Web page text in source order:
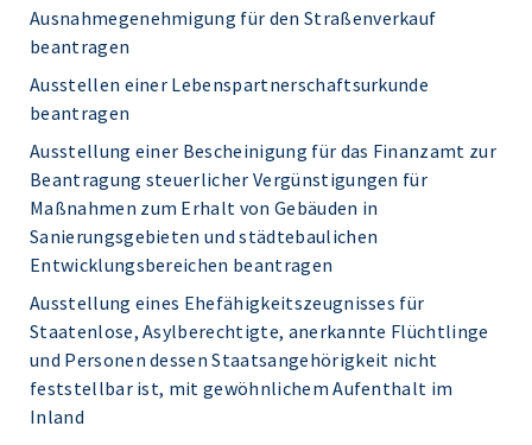
Ausnahmegenehmigung für den Straßenverkauf
beantragen
Ausstellen einer Lebenspartnerschaftsurkunde
beantragen
Ausstellung einer Bescheinigung für das Finanzamt zur
Beantragung steuerlicher Vergünstigungen für
Maßnahmen zum Erhalt von Gebäuden in
Sanierungsgebieten und städtebaulichen
Entwicklungsbereichen beantragen
Ausstellung eines Ehefähigkeitszeugnisses für
Staatenlose, Asylberechtigte, anerkannte Flüchtlinge
und Personen dessen Staatsangehörigkeit nicht
feststellbar ist, mit gewöhnlichem Aufenthalt im
Inland